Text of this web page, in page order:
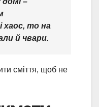
хаос, то на
й чвари.
сміття, щоб не